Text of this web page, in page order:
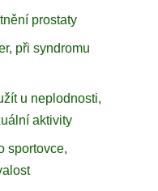
prostaty
při syndromu
u neplodnosti,
aktivity
sportovce,